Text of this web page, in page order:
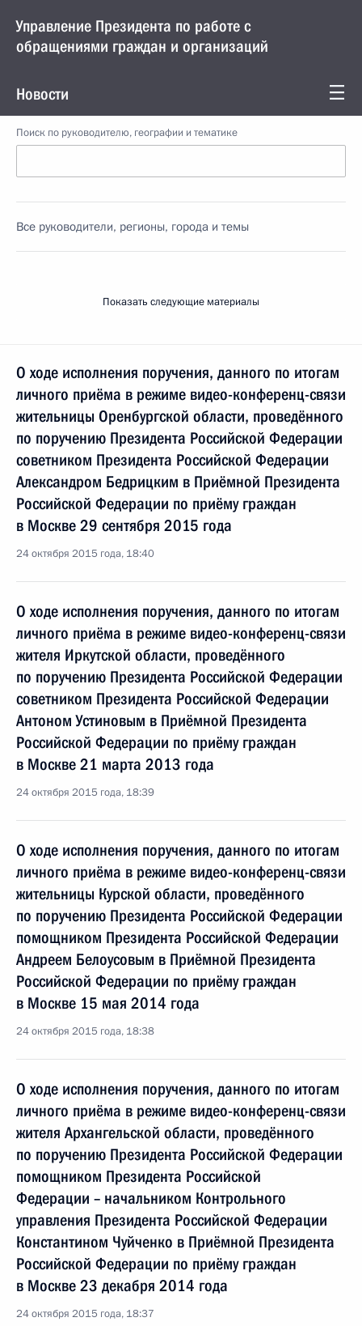
Управление Президента по работе с
обращениями граждан и организаций
Новости
Поиск по руководителю, географии и тематике
Все руководители, регионы, города и темы
Показать следующие материалы
О ходе исполнения поручения, данного по итогам
личного приёма в режиме видео-конференц-связи
жительницы Оренбургской области, проведённого
по поручению Президента Российской Федерации
советником Президента Российской Федерации
Александром Бедрицким в Приёмной Президента
Российской Федерации по приёму граждан
в Москве 29 сентября 2015 года
24 октября 2015 года, 18:40
О ходе исполнения поручения, данного по итогам
личного приёма в режиме видео-конференц-связи
жителя Иркутской области, проведённого
по поручению Президента Российской Федерации
советником Президента Российской Федерации
Антоном Устиновым в Приёмной Президента
Российской Федерации по приёму граждан
в Москве 21 марта 2013 года
24 октября 2015 года, 18:39
О ходе исполнения поручения, данного по итогам
личного приёма в режиме видео-конференц-связи
жительницы Курской области, проведённого
по поручению Президента Российской Федерации
помощником Президента Российской Федерации
Андреем Белоусовым в Приёмной Президента
Российской Федерации по приёму граждан
в Москве 15 мая 2014 года
24 октября 2015 года, 18:38
О ходе исполнения поручения, данного по итогам
личного приёма в режиме видео-конференц-связи
жителя Архангельской области, проведённого
по поручению Президента Российской Федерации
помощником Президента Российской
Федерации – начальником Контрольного
управления Президента Российской Федерации
Константином Чуйченко в Приёмной Президента
Российской Федерации по приёму граждан
в Москве 23 декабря 2014 года
24 октября 2015 года, 18:37